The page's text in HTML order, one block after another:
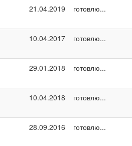
21.04.2019 готовлю...
10.04.2017 готовлю...
29.01.2018 готовлю...
10.04.2018 готовлю...
28.09.2016 готовлю...